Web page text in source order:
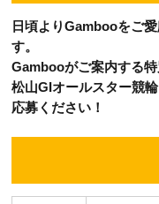
日頃よりGambooをご
す。
Gambooがご案内する特
松山GIオールスター競
応募ください！